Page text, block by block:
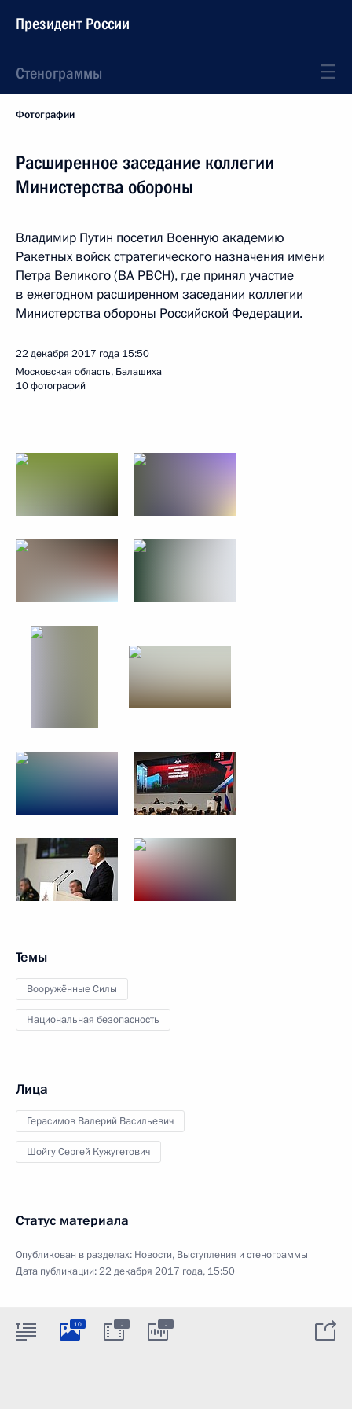
Президент России
Стенограммы
Фотографии
Расширенное заседание коллегии
Министерства обороны
Владимир Путин посетил Военную академию
Ракетных войск стратегического назначения имени
Петра Великого (ВА РВСН), где принял участие
в ежегодном расширенном заседании коллегии
Министерства обороны Российской Федерации.
22 декабря 2017 года 15:50
Московская область, Балашиха
10 фотографий
Темы
Вооружённые Силы
Национальная безопасность
Лица
Герасимов Валерий Васильевич
Шойгу Сергей Кужугетович
Статус материала
Опубликован в разделах: Новости, Выступления и стенограммы
Дата публикации:22 декабря 2017 года, 15:50
10 : :